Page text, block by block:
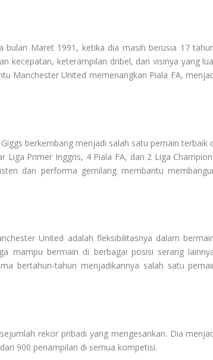
bulan Maret 1991, ketika dia masih berusia 17
kecepatan, keterampilan dribel, dan visinya yang
Manchester United memenangkan Piala FA,
berkembang menjadi salah satu pemain terbaik
Liga Primer Inggris, 4 Piala FA, dan 2 Liga
dan performa gemilang membantu
United adalah fleksibilitasnya dalam
mampu bermain di berbagai posisi serang
bertahun-tahun menjadikannya salah satu
rekor pribadi yang mengesankan. Dia
900 penampilan di semua kompetisi.